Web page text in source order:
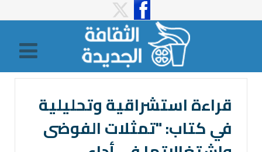
قراءة استشراقية وتحليلية
في كتاب: "تمثلات الفوضى